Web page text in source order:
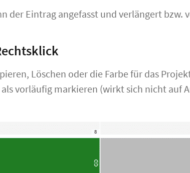
der Eintrag angefasst und verlängert bzw.
Löschen oder die Farbe für das
vorläufig markieren (wirkt sich nicht auf